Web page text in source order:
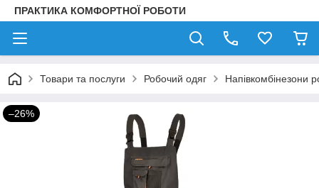
ПРАКТИКА КОМФОРТНОЇ РОБОТИ
Товари та послуги Робочий одяг Напівкомбінезони
–26%